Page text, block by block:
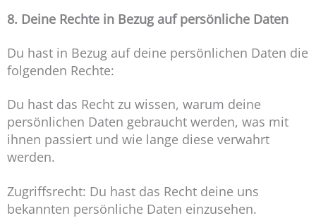
8. Deine Rechte in Bezug auf persönliche Daten
Du hast in Bezug auf deine persönlichen Daten die
folgenden Rechte:
Du hast das Recht zu wissen, warum deine
persönlichen Daten gebraucht werden, was mit
ihnen passiert und wie lange diese verwahrt
werden.
Zugriffsrecht: Du hast das Recht deine uns
bekannten persönliche Daten einzusehen.